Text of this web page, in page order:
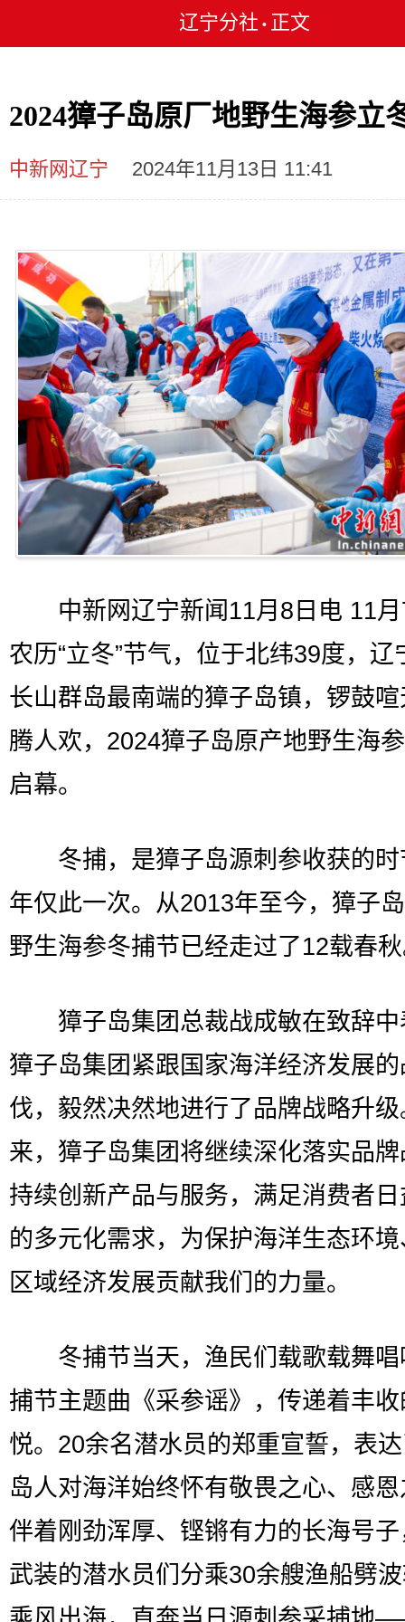
辽宁分社 • 正文
2024獐子岛原厂地野生海参立
中新网辽宁 2024年11月13日 11:41
中新网辽宁新闻11月8日电 11月
农历“立冬”节气，位于北纬39度，辽
长山群岛最南端的獐子岛镇，锣鼓
腾人欢，2024獐子岛原产地野生海
启幕。
冬捕，是獐子岛源刺参收获的时
年仅此一次。从2013年至今，獐子
野生海参冬捕节已经走过了12载春
獐子岛集团总裁战成敏在致辞中
獐子岛集团紧跟国家海洋经济发展
伐，毅然决然地进行了品牌战略升
来，獐子岛集团将继续深化落实品
持续创新产品与服务，满足消费者
的多元化需求，为保护海洋生态环
区域经济发展贡献我们的力量。
冬捕节当天，渔民们载歌载舞唱
捕节主题曲《采参谣》，传递着丰
悦。20余名潜水员的郑重宣誓，表
岛人对海洋始终怀有敬畏之心、感
伴着刚劲浑厚、铿锵有力的长海号
武装的潜水员们分乘30余艘渔船劈